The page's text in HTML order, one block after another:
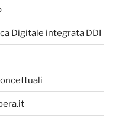
Digitale integrata DDI